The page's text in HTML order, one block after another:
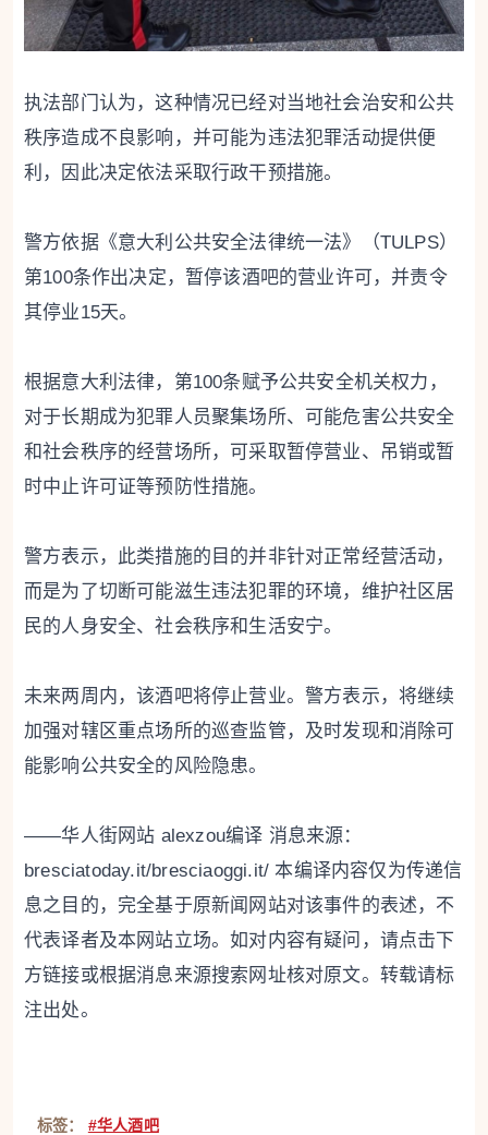
执法部门认为，这种情况已经对当地社会治安和公共
秩序造成不良影响，并可能为违法犯罪活动提供便
利，因此决定依法采取行政干预措施。
警方依据《意大利公共安全法律统一法》（TULPS）
第100条作出决定，暂停该酒吧的营业许可，并责令
其停业15天。
根据意大利法律，第100条赋予公共安全机关权力，
对于长期成为犯罪人员聚集场所、可能危害公共安全
和社会秩序的经营场所，可采取暂停营业、吊销或暂
时中止许可证等预防性措施。
警方表示，此类措施的目的并非针对正常经营活动，
而是为了切断可能滋生违法犯罪的环境，维护社区居
民的人身安全、社会秩序和生活安宁。
未来两周内，该酒吧将停止营业。警方表示，将继续
加强对辖区重点场所的巡查监管，及时发现和消除可
能影响公共安全的风险隐患。
——华人街网站 alexzou编译 消息来源：
bresciatoday.it/bresciaoggi.it/ 本编译内容仅为传递信
息之目的，完全基于原新闻网站对该事件的表述，不
代表译者及本网站立场。如对内容有疑问，请点击下
方链接或根据消息来源搜索网址核对原文。转载请标
注出处。
标签： #华人酒吧